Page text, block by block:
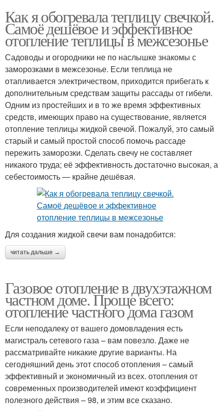
Как я обогревала теплицу свечкой.
Самоё дешёвое и эффективное
отопление теплицы в межсезонье
Садоводы и огородники не по наслышке знакомы с
заморозками в межсезонье. Если теплица не
отапливается электричеством, приходится прибегать к
дополнительным средствам защиты рассады от гибели.
Одним из простейших и в то же время эффективных
средств, имеющих право на существование, является
отопление теплицы жидкой свечой. Пожалуй, это самый
старый и самый простой способ помочь рассаде
пережить заморозки. Сделать свечу не составляет
никакого труда; её эффективность достаточно высокая, а
себестоимость — крайне дешёвая.
Для создания жидкой свечи вам понадобится:
читать дальше →
Газовое отопление в двухэтажном
частном доме. Проще всего:
отопление частного дома газом
Если неподалеку от вашего домовладения есть
магистраль сетевого газа – вам повезло. Даже не
рассматривайте никакие другие варианты. На
сегодняшний день этот способ отопления – самый
эффективный и экономичный из всех. отопления от
современных производителей имеют коэффициент
полезного действия – 98, и этим все сказано.